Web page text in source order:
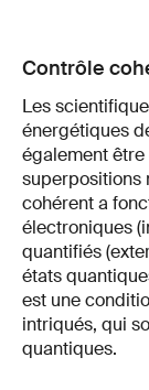
Contrôle
Les
énergétiques
également
superpositions
cohérent a
électroniques
quantifiés
états
est une
intriqués, qui
quantiques.